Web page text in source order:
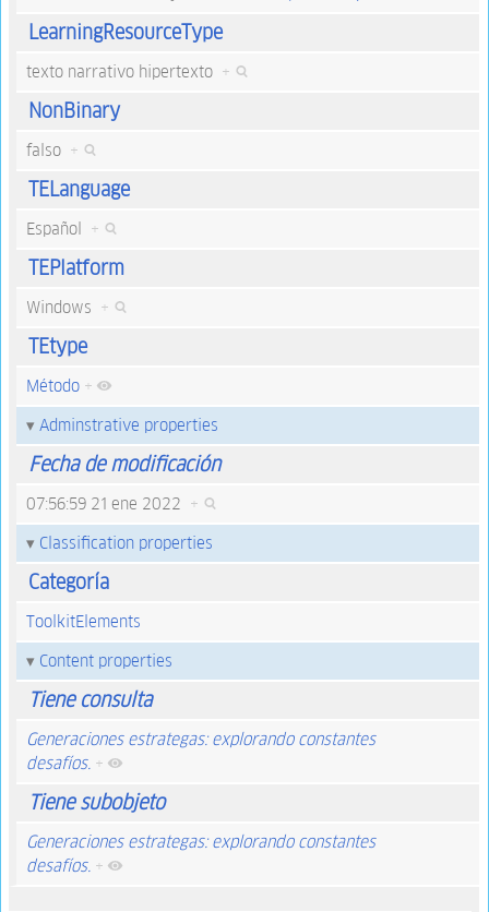
LearningResourceType
texto narrativo hipertexto +
NonBinary
falso +
TELanguage
Español +
TEPlatform
Windows +
TEtype
Método +
Adminstrative properties
Fecha de modificación
07:56:59 21 ene 2022 +
Classification properties
Categoría
ToolkitElements
Content properties
Tiene consulta
Generaciones estrategas: explorando constantes
desafíos. +
Tiene subobjeto
Generaciones estrategas: explorando constantes
desafíos. +